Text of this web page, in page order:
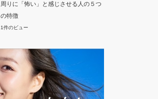
周りに「怖い」と感じさせる人の５つ
の特徴
1件のビュー